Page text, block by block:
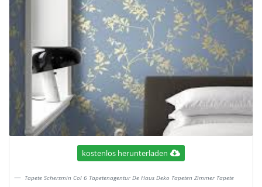
kostenlos herunterladen
Tapete Schersmin Col 6 Tapetenagentur De Haus Deko Tapeten Zimmer Tapete